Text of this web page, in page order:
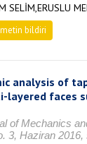
SELİM,ERUSLU
bildiri
analysis of
layered faces
of Mechanics
3, Haziran